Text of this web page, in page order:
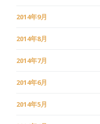
2014年9月
2014年8月
2014年7月
2014年6月
2014年5月